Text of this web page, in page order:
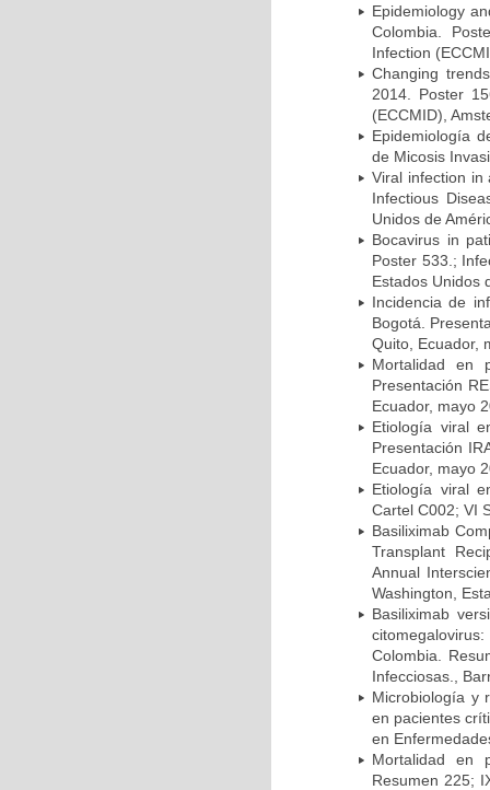
Epidemiology
Colombia.
Infection
Changing
2014. Poster
(ECCMID),
Epidemiología
de Micosis
Viral infection in
Infectious
Unidos de
Bocavirus in
Poster 533.;
Estados Unidos
Incidencia de
Bogotá.
Quito, Ecuador,
Mortalidad en
Presentación
Ecuador, mayo
Etiología viral
Presentación
Ecuador, mayo
Etiología viral
Cartel C002; VI
Basiliximab
Transplant
Annual
Washington,
Basiliximab
Colombia.
Infecciosas.,
Microbiología y
en pacientes
en
Mortalidad en
Resumen 225;